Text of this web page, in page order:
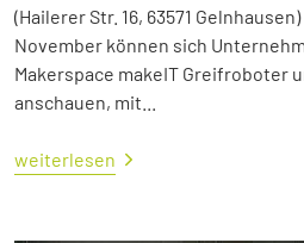
(Hailerer Str. 16, 63571
November können sich
Makerspace makeIT Greifroboter
anschauen, mit...
weiterlesen